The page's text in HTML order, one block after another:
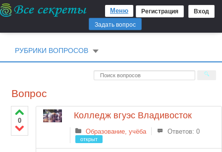
Регистрация Вход
Меню
Задать вопрос
РУБРИКИ ВОПРОСОВ
Вопрос
0
Колледж вгуэс Владивосток
Образование, учёба Ответов: 0
открыт